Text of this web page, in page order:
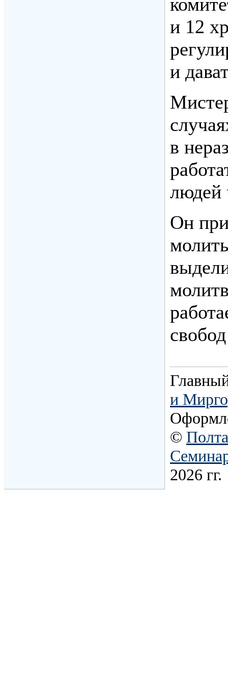
и 12
и
в
людей
Он
и
©
2026 гг.